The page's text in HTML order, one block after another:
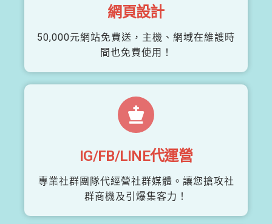
網頁設計
50,000元網站免費送，主機、網域在維護時
間也免費使用！
IG/FB/LINE代運營
專業社群團隊代經營社群媒體。讓您搶攻社
群商機及引爆集客力！